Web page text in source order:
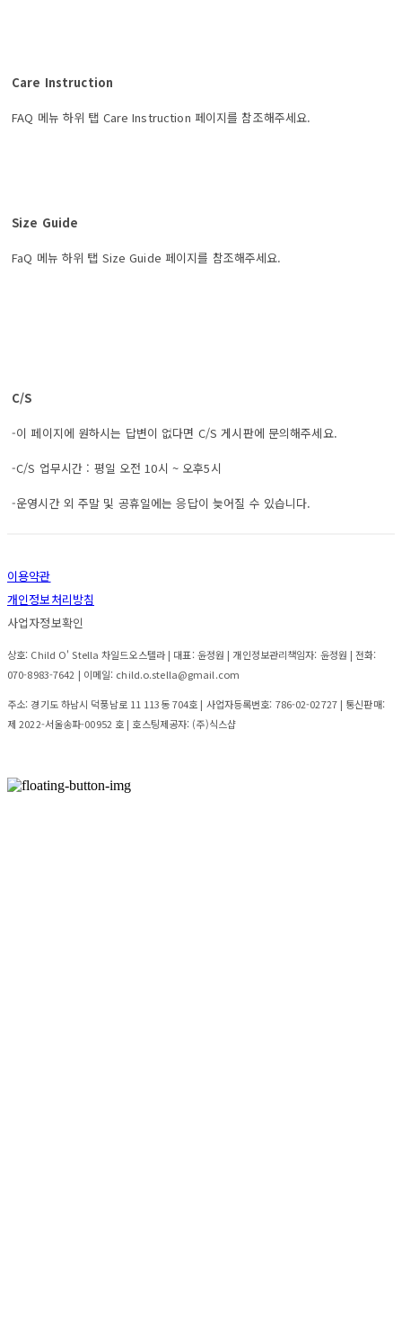
Care Instruction
FAQ 메뉴 하위 탭 Care Instruction 페이지를 참조해주세요.
Size Guide
FaQ 메뉴 하위 탭 Size Guide 페이지를 참조해주세요.
C/S
-이 페이지에 원하시는 답변이 없다면 C/S 게시판에 문의해주세요.
-C/S 업무시간 : 평일 오전 10시 ~ 오후5시
-운영시간 외 주말 및 공휴일에는 응답이 늦어질 수 있습니다.
이용약관
개인정보처리방침
사업자정보확인
상호: Child O' Stella 차일드오스텔라 | 대표: 윤정원 | 개인정보관리책임자: 윤정원 | 전화:
070-8983-7642 | 이메일: child.o.stella@gmail.com
주소: 경기도 하남시 덕풍남로 11 113동 704호 | 사업자등록번호: 786-02-02727| 통신판매:
제 2022-서울송파-00952 호 | 호스팅제공자: (주)식스샵